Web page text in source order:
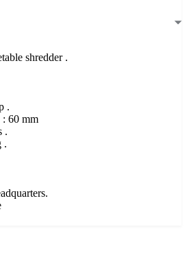
shredder .
.
60 mm
.
.